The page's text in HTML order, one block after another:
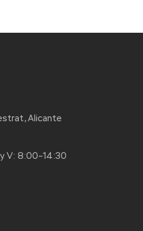
Alicante
V: 8:00–14:30